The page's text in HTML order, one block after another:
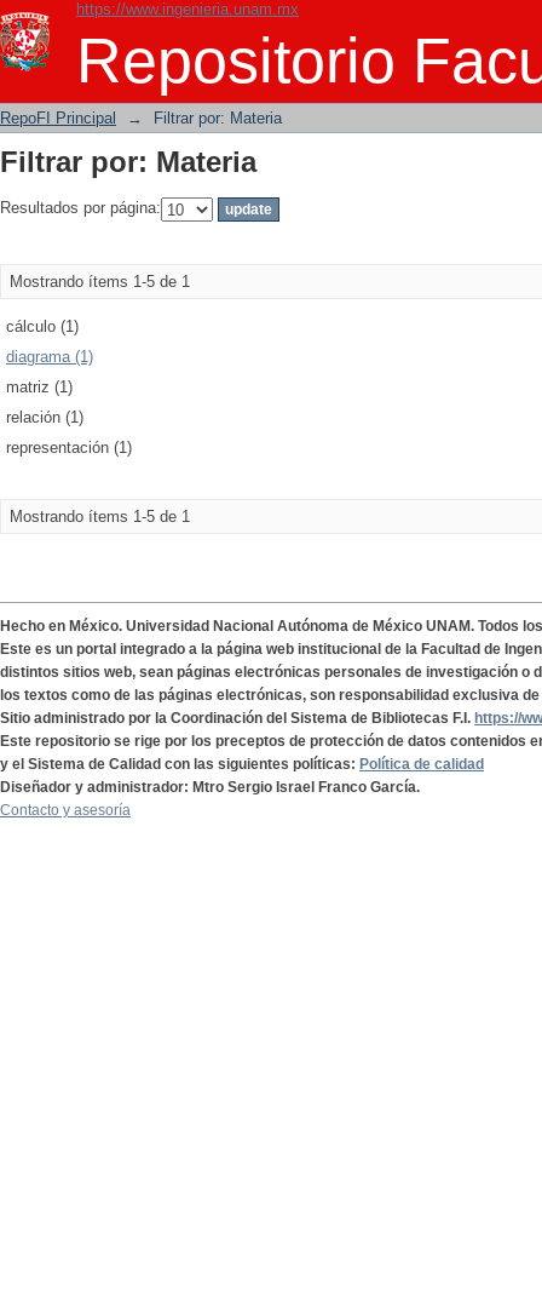
https://www.ingenieria.unam.mx
Repositorio
Filtrar por: Materia
RepoFI Principal → Filtrar por: Materia
Filtrar por: Materia
Resultados por página:
Mostrando ítems 1-5 de 1
cálculo (1)
diagrama (1)
matriz (1)
relación (1)
representación (1)
Mostrando ítems 1-5 de 1
Hecho en México. Universidad Nacional Autónoma de México UNAM. Todos
Este es un portal integrado a la página web institucional de la Facultad de
distintos sitios web, sean páginas electrónicas personales de investigación o
los textos como de las páginas electrónicas, son responsabilidad exclusiva
Sitio administrado por la Coordinación del Sistema de Bibliotecas F.I. https://
Este repositorio se rige por los preceptos de protección de datos contenidos
y el Sistema de Calidad con las siguientes políticas: Política de calidad
Diseñador y administrador: Mtro Sergio Israel Franco García.
Contacto y asesoría